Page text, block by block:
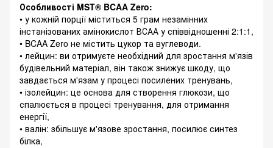
Особливості MST® BCAA Zero:
• у кожній порції міститься 5 грам незамінних
інстанізованих амінокислот ВСАА у співвідношенні 2:1:1,
• BCAA Zero не містить цукор та вуглеводи.
• лейцин: ви отримуєте необхідний для зростання м'язів
будівельний матеріал, він також знижує шкоду, що
завдається м'язам у процесі посилених тренувань,
• ізолейцин: це основа для створення глюкози, що
спалюється в процесі тренування, для отримання
енергії,
• валін: збільшує м'язове зростання, посилює синтез
білка,